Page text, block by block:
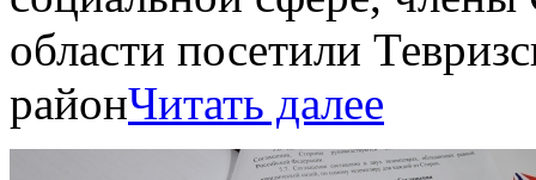
области посетили
районЧитать далее